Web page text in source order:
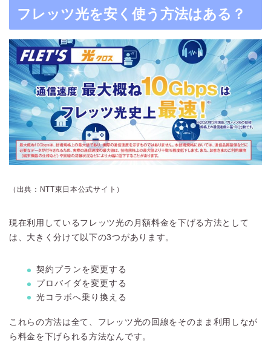
フレッツ光を安く使う方法はある？
（出典：NTT東日本公式サイト）
現在利用しているフレッツ光の月額料金を下げる方法として
は、大きく分けて以下の3つがあります。
契約プランを変更する
プロバイダを変更する
光コラボへ乗り換える
これらの方法は全て、フレッツ光の回線をそのまま利用しなが
ら料金を下げられる方法なんです。